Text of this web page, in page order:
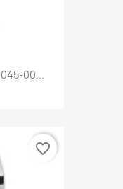
00...
favorite_border